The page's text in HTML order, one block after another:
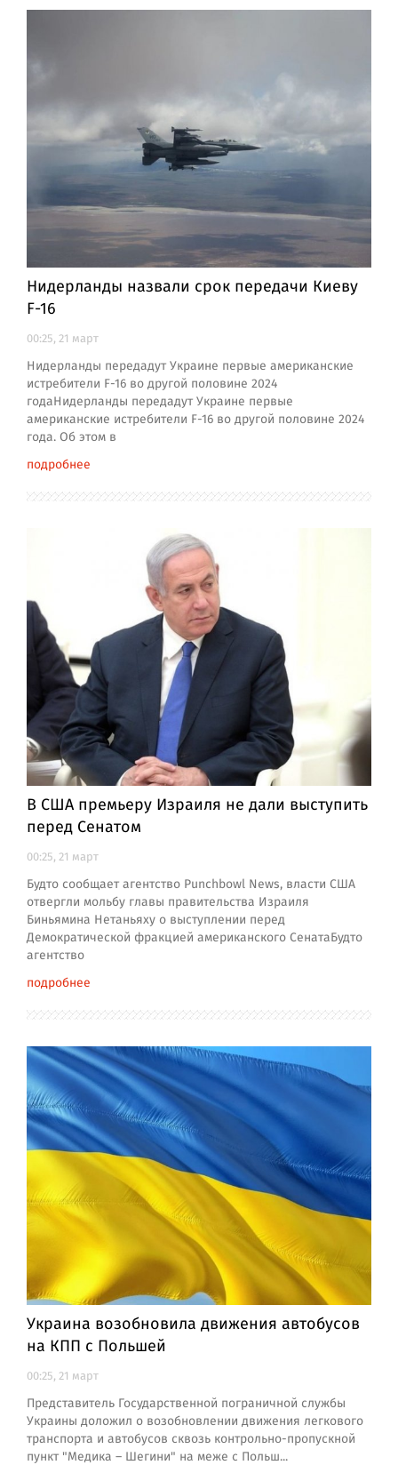
Нидерланды назвали срок передачи Киеву
F-16
00:25, 21 март
Нидерланды передадут Украине первые американские
истребители F-16 во другой половине 2024
годаНидерланды передадут Украине первые
американские истребители F-16 во другой половине 2024
года. Об этом в
подробнее
В США премьеру Израиля не дали выступить
перед Сенатом
00:25, 21 март
Будто сообщает агентство Punchbowl News, власти США
отвергли мольбу главы правительства Израиля
Биньямина Нетаньяху о выступлении перед
Демократической фракцией американского СенатаБудто
агентство
подробнее
Украина возобновила движения автобусов
на КПП с Польшей
00:25, 21 март
Представитель Государственной пограничной службы
Украины доложил о возобновлении движения легкового
транспорта и автобусов сквозь контрольно-пропускной
пункт "Медика – Шегини" на меже с Польш...